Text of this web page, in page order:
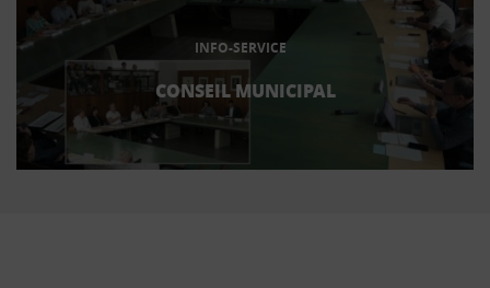
INFO-SERVICE
CONSEIL MUNICIPAL